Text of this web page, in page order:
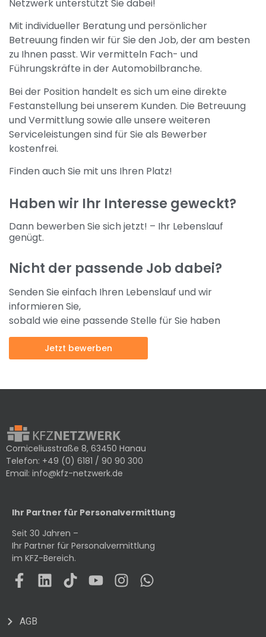
Netzwerk unterstützt Sie dabei!
Mit individueller Beratung und persönlicher
Betreuung finden wir für Sie den Job, der am besten
zu Ihnen passt. Wir vermitteln Fach- und
Führungskräfte in der Automobilbranche.
Bei der Position handelt es sich um eine direkte
Festanstellung bei unserem Kunden. Die Betreuung
und Vermittlung sowie alle unsere weiteren
Serviceleistungen sind für Sie als Bewerber
kostenfrei.
Finden auch Sie mit uns Ihren Platz!
Haben wir Ihr Interesse geweckt?
Dann bewerben Sie sich jetzt! – Ihr Lebenslauf
genügt.
Nicht der passende Job dabei?
Senden Sie einfach Ihren Lebenslauf und wir
informieren Sie,
sobald wie eine passende Stelle für Sie haben
Jetzt bewerben
Corniceliusstraße 8, 63450 Hanau
Telefon: +49 (0) 6181 / 90 90 300
Email: info@kfz-netzwerk.de
Ihr Partner für Personalvermittlung
Seit 30 Jahren –
Ihr Partner für Personalvermittlung
im KFZ-Bereich.
AGB